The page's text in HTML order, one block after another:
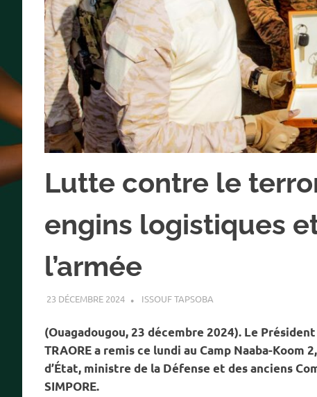
Lutte contre le
engins logistiques
l’armée
23 DÉCEMBRE 2024 ISSOUF TAPSOBA
(Ouagadougou, 23 décembre 2024). Le
TRAORE a remis ce lundi au Camp Naaba-
d’État, ministre de la Défense et des anciens
SIMPORE.